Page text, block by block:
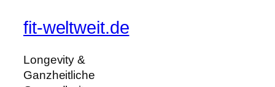
fit-weltweit.de
Longevity &
Ganzheitliche